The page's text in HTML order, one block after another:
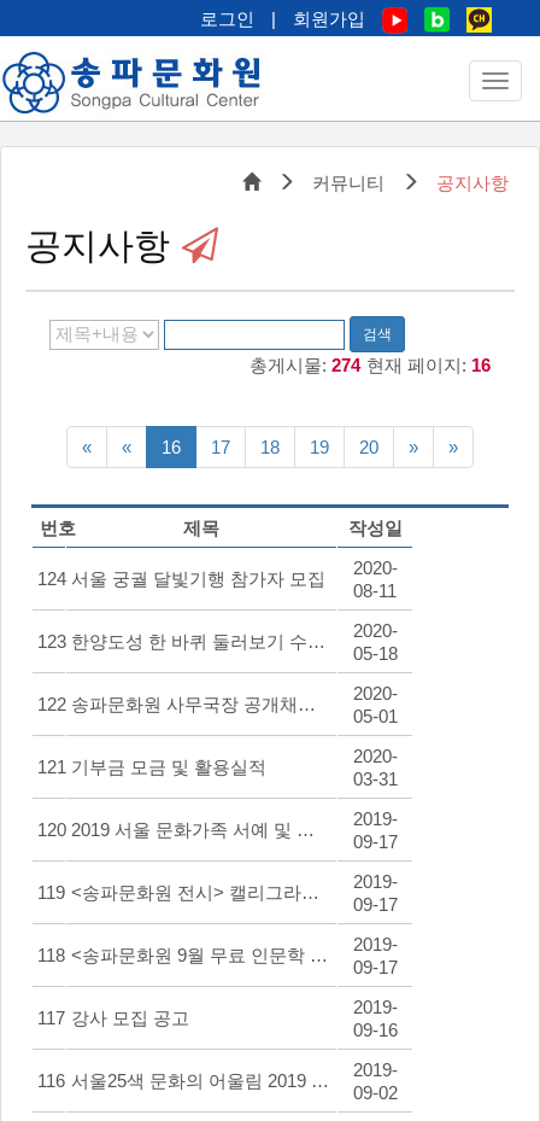
로그인 | 회원가입
커뮤니티 공지사항
공지사항
검색
총게시물: 274 현재 페이지: 16
«맨처음
페이지
«이전5페이지
16 17 18 19 20 »다음5페이지
»맨끝
페이지
번호 제목 작성일
124 서울 궁궐 달빛기행 참가자 모집
2020-
08-11
123 한양도성 한 바퀴 둘러보기 수강생모집
2020-
05-18
122 송파문화원 사무국장 공개채용 공고!
2020-
05-01
121 기부금 모금 및 활용실적
2020-
03-31
120 2019 서울 문화가족 서예 및 사군자 경연대회 수상 안내
2019-
09-17
119 <송파문화원 전시> 캘리그라피 수강생 작품전
2019-
09-17
118 <송파문화원 9월 무료 인문학 특강>
2019-
09-17
117 강사 모집 공고
2019-
09-16
116 서울25색 문화의 어울림 2019 서울 문화원 엑스포
2019-
09-02